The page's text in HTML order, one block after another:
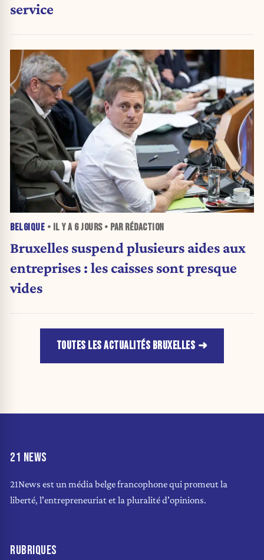
service
BELGIQUE • IL Y A 6 JOURS• PAR RÉDACTION
Bruxelles suspend plusieurs aides aux
entreprises : les caisses sont presque
vides
TOUTES LES ACTUALITÉS BRUXELLES
21 NEWS
21News est un média belge francophone qui promeut la
liberté, l'entrepreneuriat et la pluralité d'opinions.
RUBRIQUES